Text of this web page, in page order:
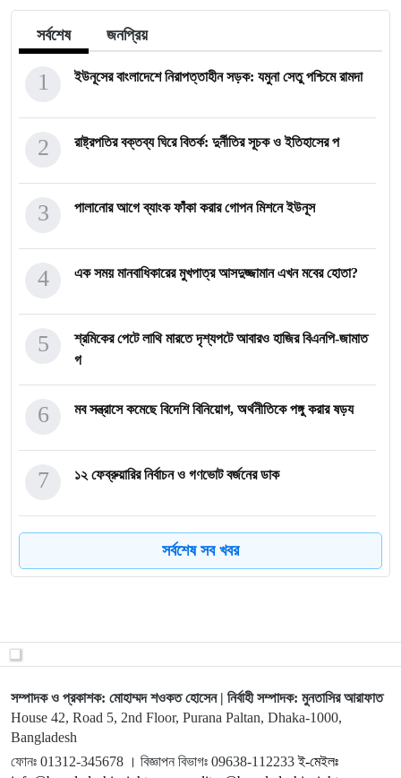
সর্বশেষ জনপ্রিয়
ইউনূসের বাংলাদেশে নিরাপত্তাহীন সড়ক: যমুনা সেতু পশ্চিমে রামদা
1
রাষ্ট্রপতির বক্তব্য ঘিরে বিতর্ক: দুর্নীতির সূচক ও ইতিহাসের প
2
পালানোর আগে ব্যাংক ফাঁকা করার গোপন মিশনে ইউনূস
3
এক সময় মানবাধিকারের মুখপাত্র আসদুজ্জামান এখন মবের হোতা?
4
শ্রমিকের পেটে লাথি মারতে দৃশ্যপটে আবারও হাজির বিএনপি-জামাত
গ
5
মব সন্ত্রাসে কমেছে বিদেশি বিনিয়োগ, অর্থনীতিকে পঙ্গু করার ষড়য
6
১২ ফেব্রুয়ারির নির্বাচন ও গণভোট বর্জনের ডাক
7
বড় ঝুঁকির খেলায় ঢাকা: ভারতীয় সুতোতে শুল্ক বসানোর ভাবনা!
রাষ্ট্রীয় পৃষ্ঠপোষকতায় গোপালগঞ্জে সেনাবাহিনীর নৃশংসতা, আন্তর
অব্যবস্থাপনায় আলু রপ্তানির প্রণোদনার ৭.৫৪ কোটি টাকা হাওয়া
11
সর্বশেষ সব খবর
সম্পাদক ও প্রকাশক: মোহাম্মদ শওকত হোসেন | নির্বাহী সম্পাদক: মুনতাসির আরাফাত
House 42, Road 5, 2nd Floor, Purana Paltan, Dhaka-1000,
Bangladesh
ফোনঃ 01312-345678 । বিজ্ঞাপন বিভাগঃ 09638-112233ই-মেইলঃ